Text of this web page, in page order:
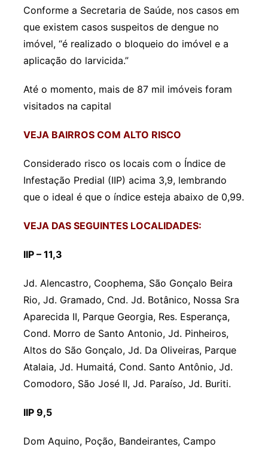
Conforme a Secretaria de Saúde, nos casos em
que existem casos suspeitos de dengue no
imóvel, “é realizado o bloqueio do imóvel e a
aplicação do larvicida.”
Até o momento, mais de 87 mil imóveis foram
visitados na capital
VEJA BAIRROS COM ALTO RISCO
Considerado risco os locais com o Índice de
Infestação Predial (IIP) acima 3,9, lembrando
que o ideal é que o índice esteja abaixo de 0,99.
VEJA DAS SEGUINTES LOCALIDADES:
IIP – 11,3
Jd. Alencastro, Coophema, São Gonçalo Beira
Rio, Jd. Gramado, Cnd. Jd. Botânico, Nossa Sra
Aparecida II, Parque Georgia, Res. Esperança,
Cond. Morro de Santo Antonio, Jd. Pinheiros,
Altos do São Gonçalo, Jd. Da Oliveiras, Parque
Atalaia, Jd. Humaitá, Cond. Santo Antônio, Jd.
Comodoro, São José II, Jd. Paraíso, Jd. Buriti.
IIP 9,5
Dom Aquino, Poção, Bandeirantes, Campo